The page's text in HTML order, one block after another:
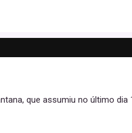
que assumiu no último